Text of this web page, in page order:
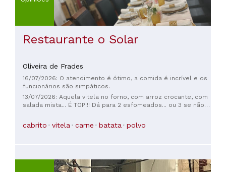
Restaurante o Solar
Oliveira de Frades
16/07/2026: O atendimento é ótimo, a comida é incrível e os
funcionários são simpáticos.
13/07/2026: Aquela vitela no forno, com arroz crocante, com
salada mista... É TOP!!! Dá para 2 esfomeados... ou 3 se não
sobremesas.
cabrito vitela carne batata polvo